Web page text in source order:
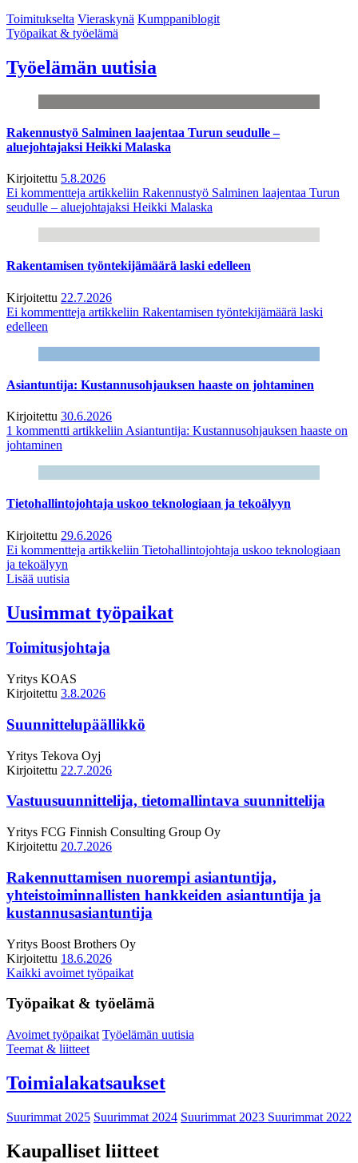
Toimitukselta Vieraskynä Kumppaniblogit
Työpaikat & työelämä
Työelämän uutisia
Rakennustyö Salminen laajentaa Turun seudulle –
aluejohtajaksi Heikki Malaska
Kirjoitettu 5.8.2026
Ei kommentteja artikkeliin Rakennustyö Salminen laajentaa Turun
seudulle – aluejohtajaksi Heikki Malaska
Rakentamisen työntekijämäärä laski edelleen
Kirjoitettu 22.7.2026
Ei kommentteja artikkeliin Rakentamisen työntekijämäärä laski
edelleen
Asiantuntija: Kustannusohjauksen haaste on johtaminen
Kirjoitettu 30.6.2026
1 kommentti artikkeliin Asiantuntija: Kustannusohjauksen haaste on
johtaminen
Tietohallintojohtaja uskoo teknologiaan ja tekoälyyn
Kirjoitettu 29.6.2026
Ei kommentteja artikkeliin Tietohallintojohtaja uskoo teknologiaan
ja tekoälyyn
Lisää uutisia
Uusimmat työpaikat
Toimitusjohtaja
Yritys KOAS
Kirjoitettu 3.8.2026
Suunnittelupäällikkö
Yritys Tekova Oyj
Kirjoitettu 22.7.2026
Vastuusuunnittelija, tietomallintava suunnittelija
Yritys FCG Finnish Consulting Group Oy
Kirjoitettu 20.7.2026
Rakennuttamisen nuorempi asiantuntija,
yhteistoiminnallisten hankkeiden asiantuntija ja
kustannusasiantuntija
Yritys Boost Brothers Oy
Kirjoitettu 18.6.2026
Kaikki avoimet työpaikat
Työpaikat & työelämä
Avoimet työpaikat Työelämän uutisia
Teemat & liitteet
Toimialakatsaukset
Suurimmat 2025 Suurimmat 2024 Suurimmat 2023 Suurimmat 2022
Kaupalliset liitteet